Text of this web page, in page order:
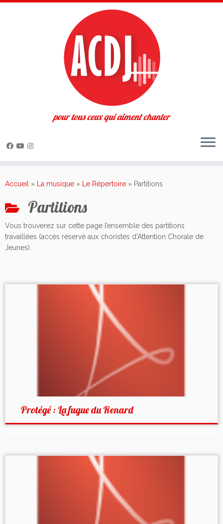
au
pour tous ceux qui aiment chanter
Accueil » La musique » Le Répertoire » Partitions
Partitions
Vous trouverez sur cette page l’ensemble des partitions
travaillées (accès réservé aux choristes d’Attention Chorale de
Jeunes).
Protégé : La fugue du Renard